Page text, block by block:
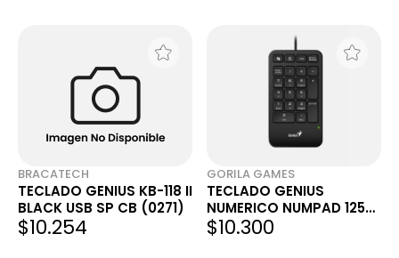
BRACATECH
TECLADO GENIUS KB-118 II
BLACK USB SP CB (0271)
$10.254
GORILA GAMES
TECLADO GENIUS
NUMERICO NUMPAD 125
USB-A BLACK
$10.300